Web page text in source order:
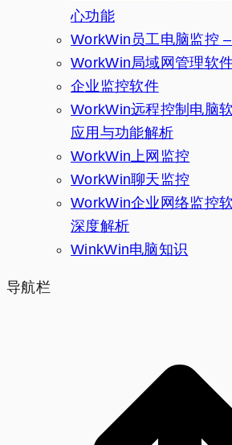
心功能
WorkWin员工电脑监控
WorkWin局域网管理软
企业监控软件
WorkWin远程控制电脑
应用与功能解析
WorkWin上网监控
WorkWin聊天监控
WorkWin企业网络监控
深度解析
WinkWin电脑知识
导航栏